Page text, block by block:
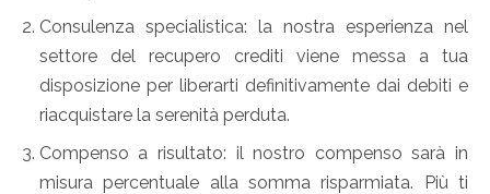
Consulenza specialistica: la nostra esperienza nel
settore del recupero crediti viene messa a tua
disposizione per liberarti definitivamente dai debiti e
riacquistare la serenità perduta.
Compenso a risultato: il nostro compenso sarà in
misura percentuale alla somma risparmiata. Più ti